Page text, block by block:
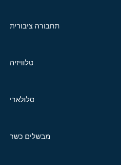
תחבורה ציבורית
טלוויזיה
סלולארי
מבשלים כשר